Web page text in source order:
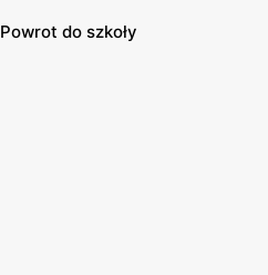
Powrot do szkoły